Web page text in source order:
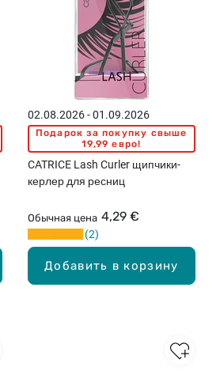
Добавить в корзину
02.08.2026 - 01.09.2026
Подарок за покупку свыше
19,99 евро!
CATRICE Lash Curler щипчики-
керлер для ресниц
Обычная цена 4,29 €
2